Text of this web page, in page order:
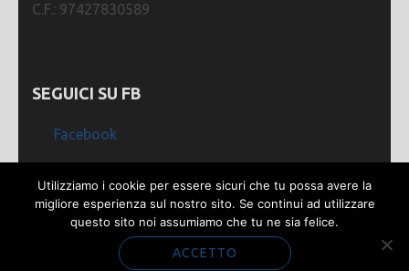
C.F.: 97427830589
SEGUICI SU FB
Facebook
Webmastering bySGWEB | Metro Magazine |
Sviluppato da
Rara Theme. Powered by
Utilizziamo i cookie per essere sicuri che tu possa avere la
migliore esperienza sul nostro sito. Se continui ad utilizzare
questo sito noi assumiamo che tu ne sia felice.
ACCETTO